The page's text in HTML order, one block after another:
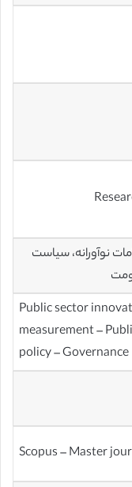
نوآورانه، سیاست
Public sector
measurement –
policy – Governance
Scopus – Master